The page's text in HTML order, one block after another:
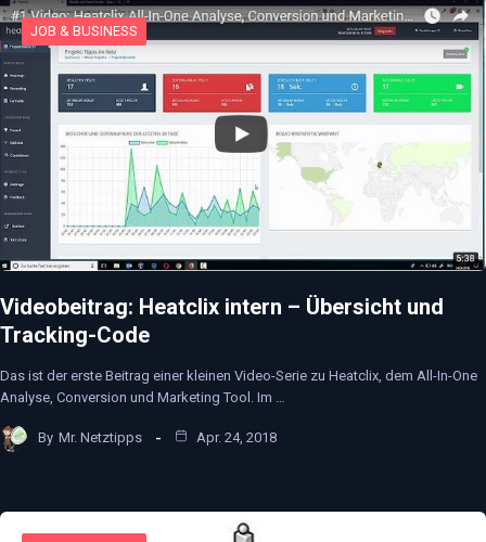
JOB & BUSINESS
Videobeitrag: Heatclix intern – Übersicht und
Tracking-Code
Das ist der erste Beitrag einer kleinen Video-Serie zu Heatclix, dem All-In-One
Analyse, Conversion und Marketing Tool. Im …
By Mr. Netztipps Apr. 24, 2018